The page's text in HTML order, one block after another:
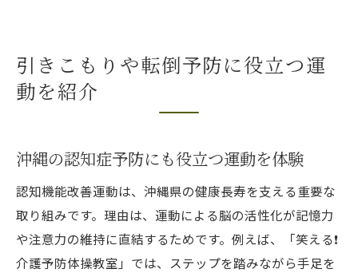
引きこもりや転倒予防に役立つ運
動を紹介
沖縄の認知症予防にも役立つ運動を体験
認知機能改善運動は、沖縄県の健康長寿を支える重要な
取り組みです。理由は、運動による脳の活性化が記憶力
や注意力の維持に直結するためです。例えば、「笑える❗️
介護予防体操教室」では、ステップを踏みながら手足を